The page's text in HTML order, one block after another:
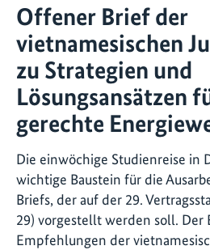
Offener Brief der
vietnamesischen
zu Strategien und
Lösungsansätzen
gerechte
Die einwöchige Studienreise in
wichtige Baustein für die
Briefs, der auf der 29.
29) vorgestellt werden soll. Der
Empfehlungen der